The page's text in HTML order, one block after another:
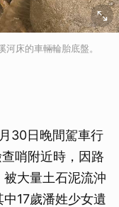
床的車輛輪胎底盤。
30日晚間駕車行
哨附近時，因路
大量土石泥流沖
17歲潘姓少女遺